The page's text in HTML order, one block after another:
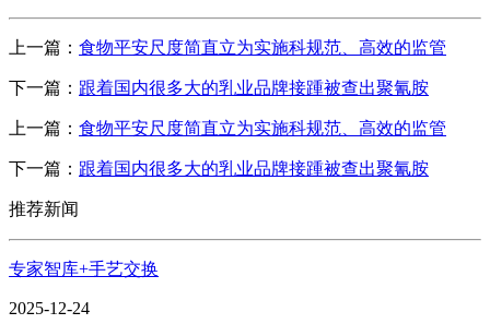
上一篇： 食物平安尺度简直立为实施科规范、高效的监管
下一篇： 跟着国内很多大的乳业品牌接踵被查出聚氰胺
上一篇： 食物平安尺度简直立为实施科规范、高效的监管
下一篇： 跟着国内很多大的乳业品牌接踵被查出聚氰胺
推荐新闻
专家智库+手艺交换
2025-12-24